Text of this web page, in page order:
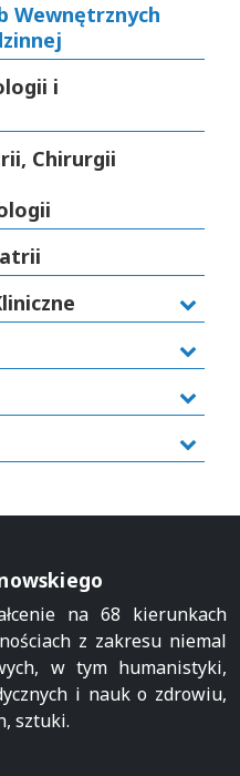
Wewnętrznych
i
Chirurgii
na 68 kierunkach
z zakresu niemal
w tym humanistyki,
i nauk o zdrowiu,
sztuki.